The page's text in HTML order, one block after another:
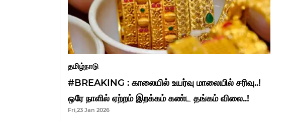
தமிழ்நாடு
#BREAKING : காலையில் உயர்வு மாலையில் சரிவு..!
ஒரே நாளில் ஏற்றம் இறக்கம் கண்ட தங்கம் விலை..!
Fri,23 Jan 2026